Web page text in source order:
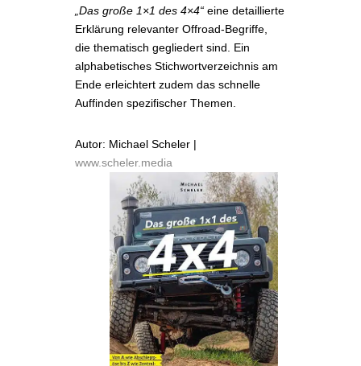
„Das große 1×1 des 4×4“ eine detaillierte
Erklärung relevanter Offroad-Begriffe,
die thematisch gegliedert sind. Ein
alphabetisches Stichwortverzeichnis am
Ende erleichtert zudem das schnelle
Auffinden spezifischer Themen.
Autor: Michael Scheler |
www.scheler.media